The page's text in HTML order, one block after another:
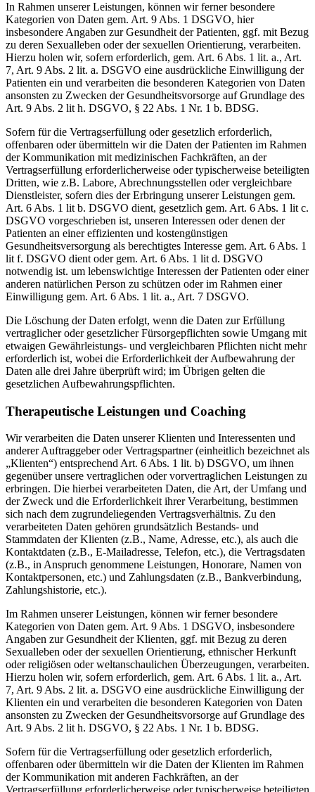
In Rahmen unserer Leistungen, können wir ferner besondere
Kategorien von Daten gem. Art. 9 Abs. 1 DSGVO, hier
insbesondere Angaben zur Gesundheit der Patienten, ggf. mit Bezug
zu deren Sexualleben oder der sexuellen Orientierung, verarbeiten.
Hierzu holen wir, sofern erforderlich, gem. Art. 6 Abs. 1 lit. a., Art.
7, Art. 9 Abs. 2 lit. a. DSGVO eine ausdrückliche Einwilligung der
Patienten ein und verarbeiten die besonderen Kategorien von Daten
ansonsten zu Zwecken der Gesundheitsvorsorge auf Grundlage des
Art. 9 Abs. 2 lit h. DSGVO, § 22 Abs. 1 Nr. 1 b. BDSG.
Sofern für die Vertragserfüllung oder gesetzlich erforderlich,
offenbaren oder übermitteln wir die Daten der Patienten im Rahmen
der Kommunikation mit medizinischen Fachkräften, an der
Vertragserfüllung erforderlicherweise oder typischerweise beteiligten
Dritten, wie z.B. Labore, Abrechnungsstellen oder vergleichbare
Dienstleister, sofern dies der Erbringung unserer Leistungen gem.
Art. 6 Abs. 1 lit b. DSGVO dient, gesetzlich gem. Art. 6 Abs. 1 lit c.
DSGVO vorgeschrieben ist, unseren Interessen oder denen der
Patienten an einer effizienten und kostengünstigen
Gesundheitsversorgung als berechtigtes Interesse gem. Art. 6 Abs. 1
lit f. DSGVO dient oder gem. Art. 6 Abs. 1 lit d. DSGVO
notwendig ist. um lebenswichtige Interessen der Patienten oder einer
anderen natürlichen Person zu schützen oder im Rahmen einer
Einwilligung gem. Art. 6 Abs. 1 lit. a., Art. 7 DSGVO.
Die Löschung der Daten erfolgt, wenn die Daten zur Erfüllung
vertraglicher oder gesetzlicher Fürsorgepflichten sowie Umgang mit
etwaigen Gewährleistungs- und vergleichbaren Pflichten nicht mehr
erforderlich ist, wobei die Erforderlichkeit der Aufbewahrung der
Daten alle drei Jahre überprüft wird; im Übrigen gelten die
gesetzlichen Aufbewahrungspflichten.
Therapeutische Leistungen und Coaching
Wir verarbeiten die Daten unserer Klienten und Interessenten und
anderer Auftraggeber oder Vertragspartner (einheitlich bezeichnet als
„Klienten“) entsprechend Art. 6 Abs. 1 lit. b) DSGVO, um ihnen
gegenüber unsere vertraglichen oder vorvertraglichen Leistungen zu
erbringen. Die hierbei verarbeiteten Daten, die Art, der Umfang und
der Zweck und die Erforderlichkeit ihrer Verarbeitung, bestimmen
sich nach dem zugrundeliegenden Vertragsverhältnis. Zu den
verarbeiteten Daten gehören grundsätzlich Bestands- und
Stammdaten der Klienten (z.B., Name, Adresse, etc.), als auch die
Kontaktdaten (z.B., E-Mailadresse, Telefon, etc.), die Vertragsdaten
(z.B., in Anspruch genommene Leistungen, Honorare, Namen von
Kontaktpersonen, etc.) und Zahlungsdaten (z.B., Bankverbindung,
Zahlungshistorie, etc.).
Im Rahmen unserer Leistungen, können wir ferner besondere
Kategorien von Daten gem. Art. 9 Abs. 1 DSGVO, insbesondere
Angaben zur Gesundheit der Klienten, ggf. mit Bezug zu deren
Sexualleben oder der sexuellen Orientierung, ethnischer Herkunft
oder religiösen oder weltanschaulichen Überzeugungen, verarbeiten.
Hierzu holen wir, sofern erforderlich, gem. Art. 6 Abs. 1 lit. a., Art.
7, Art. 9 Abs. 2 lit. a. DSGVO eine ausdrückliche Einwilligung der
Klienten ein und verarbeiten die besonderen Kategorien von Daten
ansonsten zu Zwecken der Gesundheitsvorsorge auf Grundlage des
Art. 9 Abs. 2 lit h. DSGVO, § 22 Abs. 1 Nr. 1 b. BDSG.
Sofern für die Vertragserfüllung oder gesetzlich erforderlich,
offenbaren oder übermitteln wir die Daten der Klienten im Rahmen
der Kommunikation mit anderen Fachkräften, an der